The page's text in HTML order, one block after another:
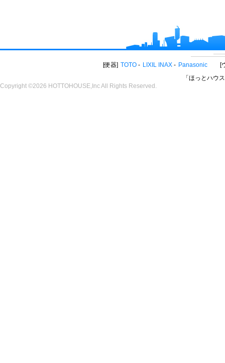
便器 TOTO LIXIL INAX Panasonic
「ほっとハウ
Copyright ©2026 HOTTOHOUSE,Inc All Rights Reserved.